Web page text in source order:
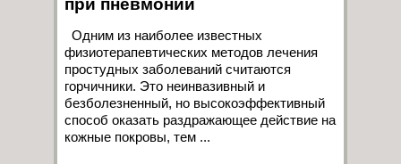
при пневмонии
Одним из наиболее известных
физиотерапевтических методов лечения
простудных заболеваний считаются
горчичники. Это неинвазивный и
безболезненный, но высокоэффективный
способ оказать раздражающее действие на
кожные покровы, тем ...